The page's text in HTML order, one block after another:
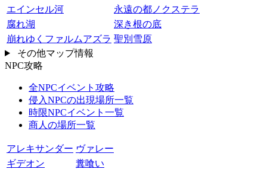
エインセル河
永遠の都ノクステラ
腐れ湖
深き根の底
崩れゆくファルムアズラ 聖別雪原
その他マップ情報
NPC攻略
全NPCイベント攻略
侵入NPCの出現場所一覧
時限NPCイベント一覧
商人の場所一覧
アレキサンダー ヴァレー
ギデオン
糞喰い